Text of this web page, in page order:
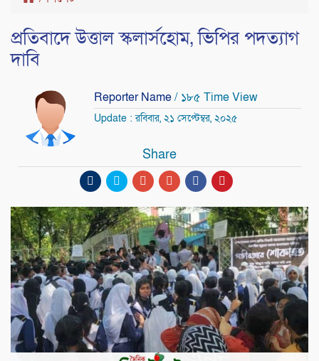
প্রতিবাদে উত্তাল স্কলার্সহোম, ভিপির পদত্যাগ
দাবি
Reporter Name/ ১৮৫ Time View
Update : রবিবার, ২১ সেপ্টেম্বর, ২০২৫
Share